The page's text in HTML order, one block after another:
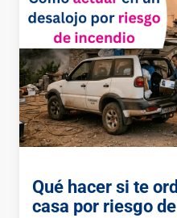
Qué hacer si te
casa por riesgo